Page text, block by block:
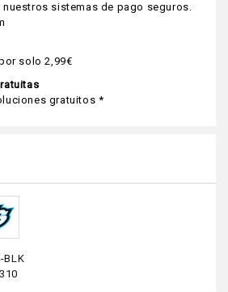
nuestros sistemas de pago seguros.
solo 2,99€
gratuitos *
BLK